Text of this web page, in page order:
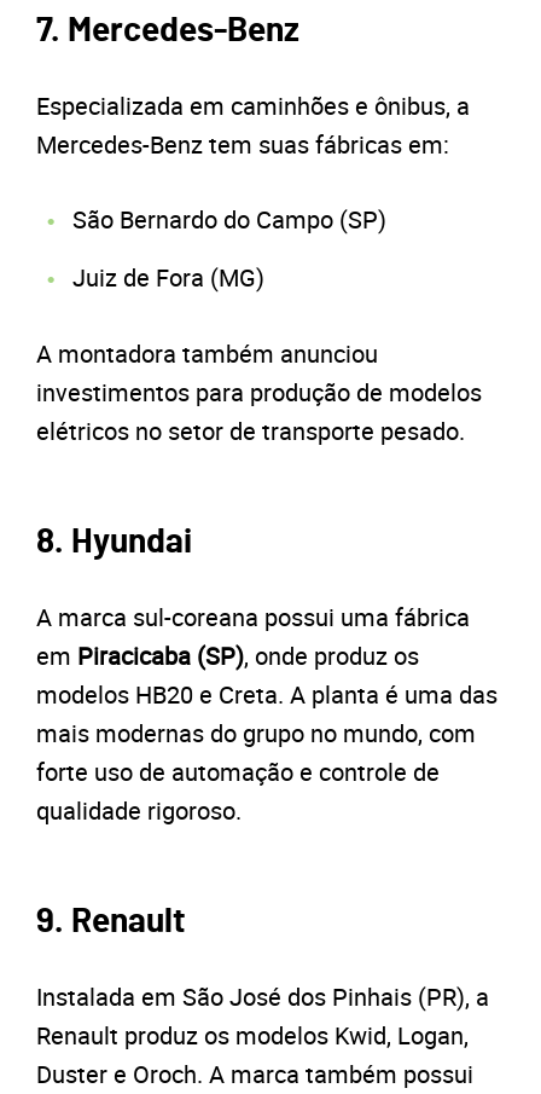
7. Mercedes-Benz
Especializada em caminhões e ônibus, a
Mercedes-Benz tem suas fábricas em:
São Bernardo do Campo (SP)
Juiz de Fora (MG)
A montadora também anunciou
investimentos para produção de modelos
elétricos no setor de transporte pesado.
8. Hyundai
A marca sul-coreana possui uma fábrica
em Piracicaba (SP), onde produz os
modelos HB20 e Creta. A planta é uma das
mais modernas do grupo no mundo, com
forte uso de automação e controle de
qualidade rigoroso.
9. Renault
Instalada em São José dos Pinhais (PR), a
Renault produz os modelos Kwid, Logan,
Duster e Oroch. A marca também possui